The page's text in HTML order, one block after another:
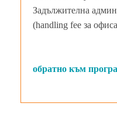
Задължителна
(handling fee за
обратно към